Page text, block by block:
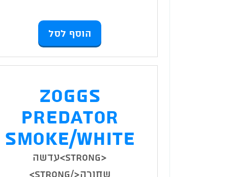
הוסף לסל
Zoggs
Predator
Smoke/White
<strong>עדשה
שחורה</strong>